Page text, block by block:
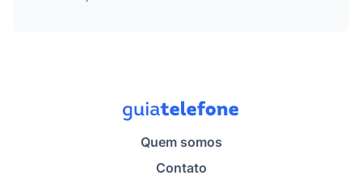
Quem somos
Contato